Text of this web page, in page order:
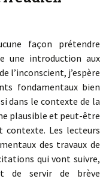
façon prétendre
une introduction aux
l’inconscient, j’espère
fondamentaux bien
dans le contexte de la
plausible et peut-être
contexte. Les lecteurs
des travaux de
qui vont suivre,
de servir de brève